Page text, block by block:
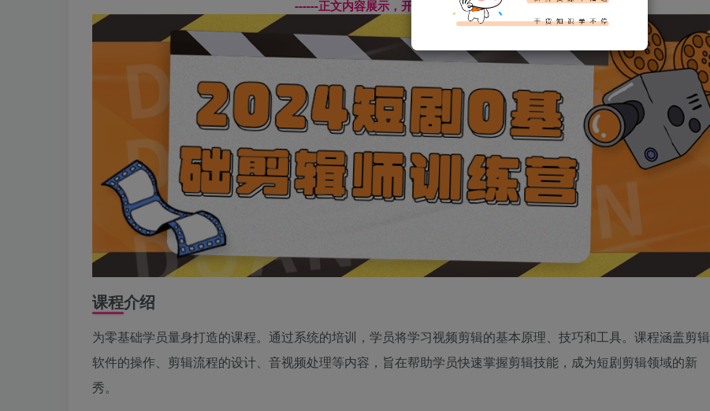
------正文内容展示，开始汲取新知识------
课程介绍
为零基础学员量身打造的课程。通过系统的培训，学员将学习视频剪辑的基本原理、技巧和工具。课程涵盖剪辑
软件的操作、剪辑流程的设计、音视频处理等内容，旨在帮助学员快速掌握剪辑技能，成为短剧剪辑领域的新
秀。